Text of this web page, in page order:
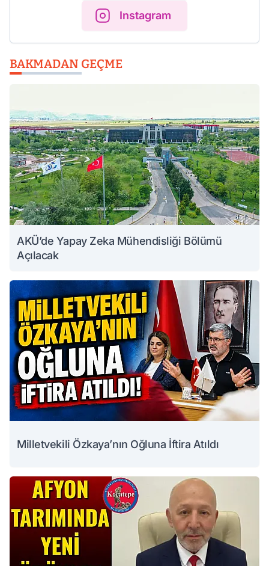
Instagram
BAKMADAN GEÇME
AKÜ’de Yapay Zeka Mühendisliği Bölümü
Açılacak
Milletvekili Özkaya’nın Oğluna İftira Atıldı